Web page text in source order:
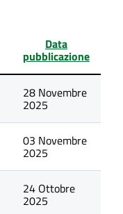
Data
pubblicazione
28 Novembre
2025
03 Novembre
2025
24 Ottobre
2025